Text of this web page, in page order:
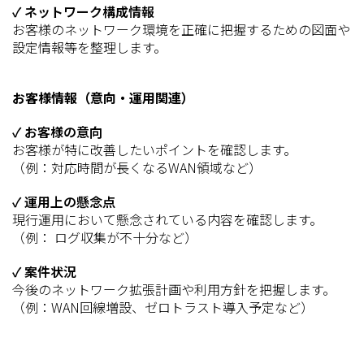
✓ ネットワーク構成情報
お客様のネットワーク環境を正確に把握するための図面や
設定情報等を整理します。
お客様情報（意向・運用関連）
✓ お客様の意向
お客様が特に改善したいポイントを確認します。
（例：対応時間が長くなるWAN領域など）
✓ 運用上の懸念点
現行運用において懸念されている内容を確認します。
（例： ログ収集が不十分など）
✓ 案件状況
今後のネットワーク拡張計画や利用方針を把握します。
（例：WAN回線増設、ゼロトラスト導入予定など）